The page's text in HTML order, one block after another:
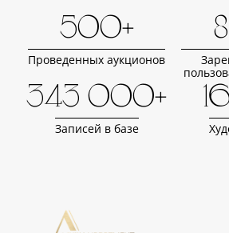
500+
Проведенных аукционов
343 000+
Записей в базе